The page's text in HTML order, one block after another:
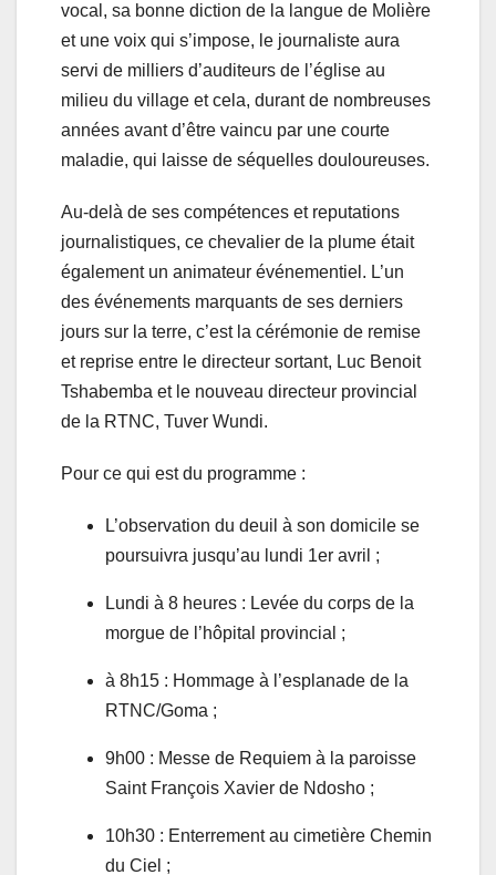
vocal, sa bonne diction de la langue de Molière
et une voix qui s’impose, le journaliste aura
servi de milliers d’auditeurs de l’église au
milieu du village et cela, durant de nombreuses
années avant d’être vaincu par une courte
maladie, qui laisse de séquelles douloureuses.
Au-delà de ses compétences et reputations
journalistiques, ce chevalier de la plume était
également un animateur événementiel. L’un
des événements marquants de ses derniers
jours sur la terre, c’est la cérémonie de remise
et reprise entre le directeur sortant, Luc Benoit
Tshabemba et le nouveau directeur provincial
de la RTNC, Tuver Wundi.
Pour ce qui est du programme :
L’observation du deuil à son domicile se
poursuivra jusqu’au lundi 1er avril ;
Lundi à 8 heures : Levée du corps de la
morgue de l’hôpital provincial ;
à 8h15 : Hommage à l’esplanade de la
RTNC/Goma ;
9h00 : Messe de Requiem à la paroisse
Saint François Xavier de Ndosho ;
10h30 : Enterrement au cimetière Chemin
du Ciel ;